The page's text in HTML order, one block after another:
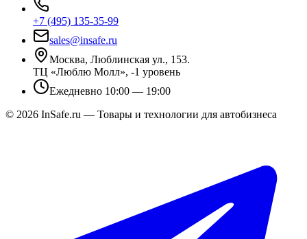
+7 (495) 135-35-99
sales@insafe.ru
Москва, Люблинская ул., 153.
ТЦ «Люблю Молл», -1 уровень
Ежедневно 10:00 — 19:00
© 2026 InSafe.ru — Товары и технологии для автобизнеса